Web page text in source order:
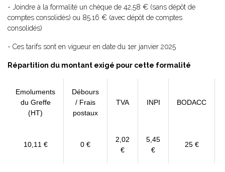
- Joindre à la formalité un chèque de 42,58 € (sans dépôt de
comptes consolidés) ou 85.16 € (avec dépôt de comptes
consolidés)
- Ces tarifs sont en vigueur en date du 1er janvier 2025
Répartition du montant exigé pour cette formalité
Emoluments
du Greffe
(HT)
Débours
/ Frais
postaux
TVA INPI BODACC
10,11 € 0 €
2,02
€
5,45
€
25 €